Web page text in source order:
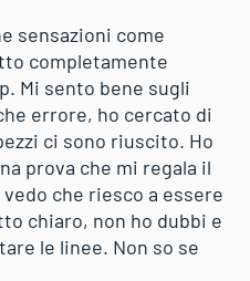
sensazioni come
completamente
Mi sento bene sugli
errore, ho cercato di
ci sono riuscito. Ho
prova che mi regala il
che riesco a essere
chiaro, non ho dubbi e
le linee. Non so se